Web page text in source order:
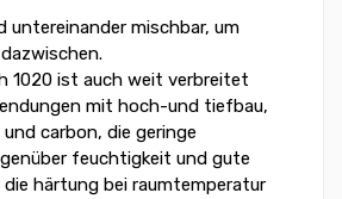
untereinander mischbar, um
1020 ist auch weit verbreitet
mit hoch-und tiefbau,
carbon, die geringe
feuchtigkeit und gute
härtung bei raumtemperatur